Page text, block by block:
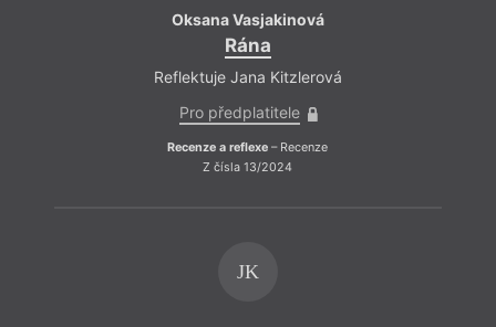
Oksana Vasjakinová
Rána
Reflektuje Jana Kitzlerová
Pro předplatitele
Recenze a reflexe – Recenze
Z čísla 13/2024
JK